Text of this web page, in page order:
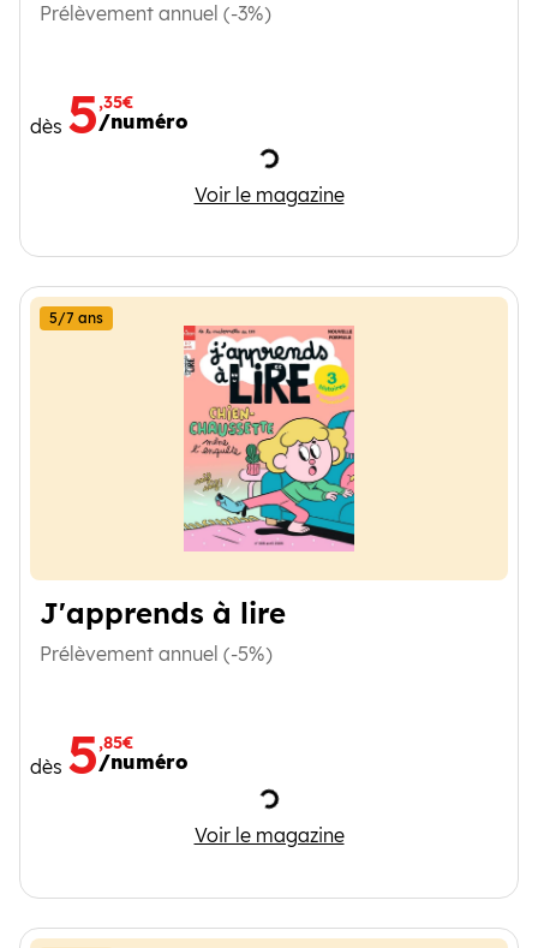
Prélèvement annuel (-3%)
dès 5,35€
/numéro
Chargement
Voir le magazine
Wakou
J'apprends à lire
5/7 ans
Prélèvement annuel (-5%)
dès 5,85€
/numéro
Chargement
Voir le magazine
J'apprends à lire